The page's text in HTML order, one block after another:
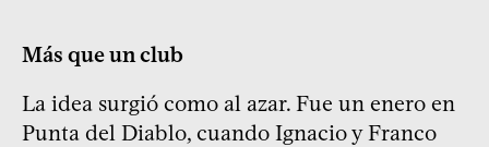
Más que un club
La idea surgió como al azar. Fue un enero en
Punta del Diablo, cuando Ignacio y Franco